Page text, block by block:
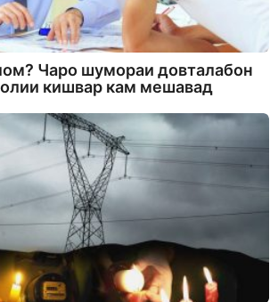
Чаро шумораи довталабон
кишвар кам мешавад